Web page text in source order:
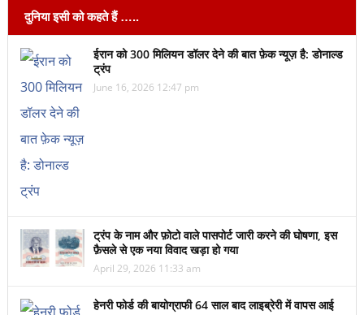
दुनिया इसी को कहते हैं …..
ईरान को 300 मिलियन डॉलर देने की बात फ़ेक न्यूज़ है: डोनाल्ड
ट्रंप
June 16, 2026 12:47 pm
ट्रंप के नाम और फ़ोटो वाले पासपोर्ट जारी करने की घोषणा, इस
फ़ैसले से एक नया विवाद खड़ा हो गया
April 29, 2026 11:33 am
हेनरी फोर्ड की बायोग्राफी 64 साल बाद लाइब्रेरी में वापस आई